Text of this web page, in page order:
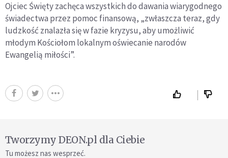
Ojciec Święty zachęca wszystkich do dawania wiarygodnego
świadectwa przez pomoc finansową, „zwłaszcza teraz, gdy
ludzkość znalazła się w fazie kryzysu, aby umożliwić
młodym Kościołom lokalnym oświecanie narodów
Ewangelią miłości”.
Tworzymy DEON.pl dla Ciebie
Tu możesz nas wesprzeć.